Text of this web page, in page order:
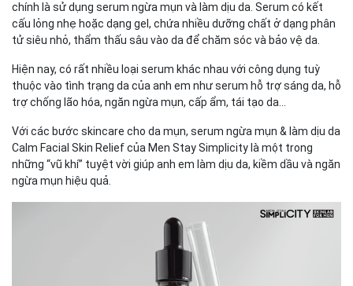
chính là sử dụng serum ngừa mụn và làm dịu da. Serum có kết
cấu lỏng nhẹ hoặc dạng gel, chứa nhiều dưỡng chất ở dạng phân
tử siêu nhỏ, thẩm thấu sâu vào da để chăm sóc và bảo vệ da.
Hiện nay, có rất nhiều loại serum khác nhau với công dụng tuỳ
thuộc vào tình trạng da của anh em như serum hỗ trợ sáng da, hỗ
trợ chống lão hóa, ngăn ngừa mụn, cấp ẩm, tái tạo da...
Với các bước skincare cho da mụn, serum ngừa mụn & làm dịu da
Calm Facial Skin Relief của Men Stay Simplicity là một trong
những “vũ khí” tuyệt vời giúp anh em làm dịu da, kiềm dầu và ngăn
ngừa mụn hiệu quả.